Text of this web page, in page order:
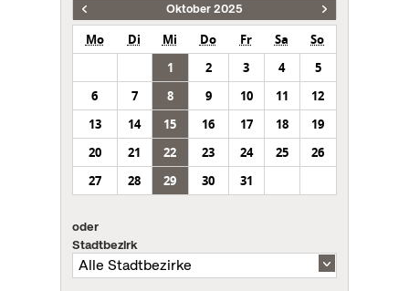
Oktober 2025
Mo Di Mi Do Fr Sa
So
1
2 3 4
5
6
7 8 9 10 11
12
13
14 15 16 17 18
19
20
21 22 23 24 25
26
27
28 29 30 31
oder
Stadtbezirk